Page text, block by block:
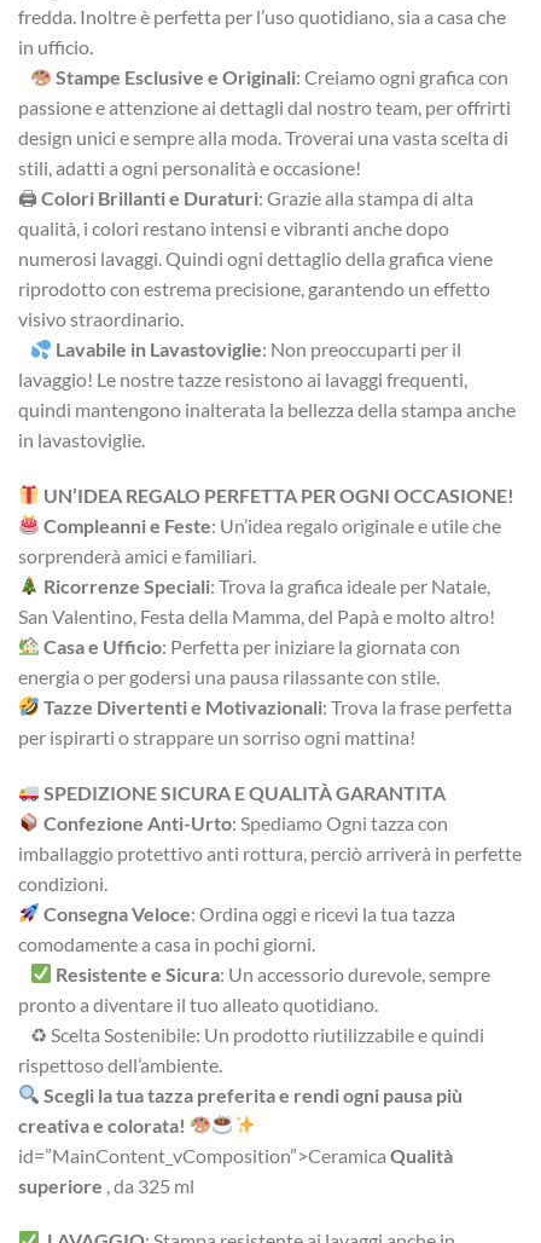
fredda. Inoltre è perfetta per l’uso quotidiano, sia a casa che
in ufficio.
Stampe Esclusive e Originali: Creiamo ogni grafica con
passione e attenzione ai dettagli dal nostro team, per offrirti
design unici e sempre alla moda. Troverai una vasta scelta di
stili, adatti a ogni personalità e occasione!
🖨 Colori Brillanti e Duraturi: Grazie alla stampa di alta
qualità, i colori restano intensi e vibranti anche dopo
numerosi lavaggi. Quindi ogni dettaglio della grafica viene
riprodotto con estrema precisione, garantendo un effetto
visivo straordinario.
Lavabile in Lavastoviglie: Non preoccuparti per il
lavaggio! Le nostre tazze resistono ai lavaggi frequenti,
quindi mantengono inalterata la bellezza della stampa anche
in lavastoviglie.
UN’IDEA REGALO PERFETTA PER OGNI OCCASIONE!
Compleanni e Feste: Un’idea regalo originale e utile che
sorprenderà amici e familiari.
Ricorrenze Speciali: Trova la grafica ideale per Natale,
San Valentino, Festa della Mamma, del Papà e molto altro!
Casa e Ufficio: Perfetta per iniziare la giornata con
energia o per godersi una pausa rilassante con stile.
Tazze Divertenti e Motivazionali: Trova la frase perfetta
per ispirarti o strappare un sorriso ogni mattina!
SPEDIZIONE SICURA E QUALITÀ GARANTITA
Confezione Anti-Urto: Spediamo Ogni tazza con
imballaggio protettivo anti rottura, perciò arriverà in perfette
condizioni.
Consegna Veloce: Ordina oggi e ricevi la tua tazza
comodamente a casa in pochi giorni.
Resistente e Sicura: Un accessorio durevole, sempre
pronto a diventare il tuo alleato quotidiano.
♻ Scelta Sostenibile: Un prodotto riutilizzabile e quindi
rispettoso dell’ambiente.
Scegli la tua tazza preferita e rendi ogni pausa più
creativa e colorata!
id=”MainContent_vComposition”>Ceramica Qualità
superiore , da 325 ml